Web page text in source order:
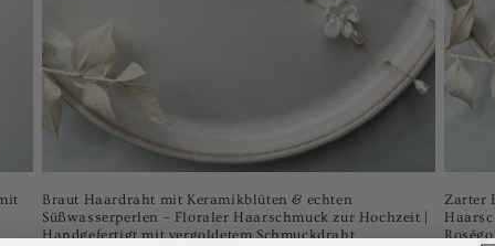
Braut Haardraht mit Keramikblüten & echten
Süßwasserperlen – Floraler Haarschmuck zur Hochzeit |
Handgefertigt mit vergoldetem Schmuckdraht
Zarter